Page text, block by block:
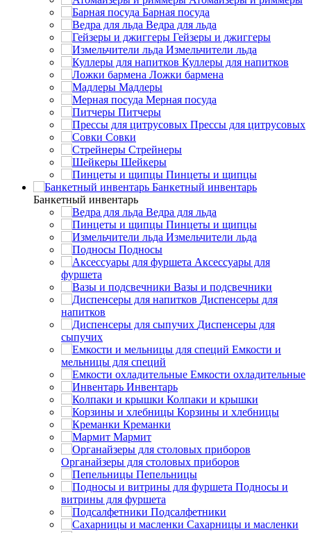
Барная посуда
Ведра для льда
Гейзеры и джиггеры
Измельчители льда
Куллеры для напитков
Ложки бармена
Мадлеры
Мерная посуда
Питчеры
Прессы для цитрусовых
Совки
Стрейнеры
Шейкеры
Пинцеты и щипцы
Банкетный инвентарь
Банкетный инвентарь
Ведра для льда
Пинцеты и щипцы
Измельчители льда
Подносы
Аксессуары для
фуршета
Вазы и подсвечники
Диспенсеры для
напитков
Диспенсеры для
сыпучих
Емкости и
мельницы для специй
Емкости охладительные
Инвентарь
Колпаки и крышки
Корзины и хлебницы
Креманки
Мармит
Органайзеры для столовых приборов
Пепельницы
Подносы и
витрины для фуршета
Подсалфетники
Сахарницы и масленки